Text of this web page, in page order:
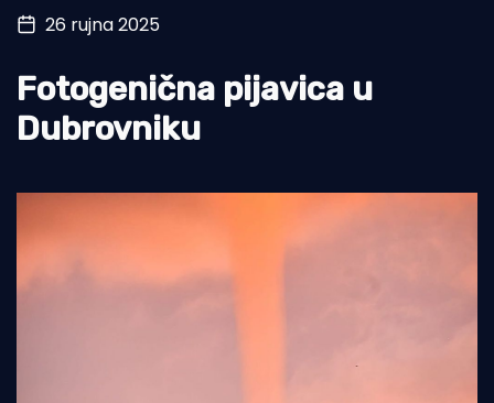
Turizam i nautika
Pomorstvo
Ribolov
Tradicija i kultura
26 rujna 2025
Fotogenična pijavica u
Dubrovniku